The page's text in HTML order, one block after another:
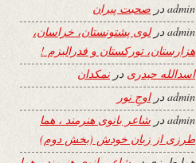
adminدر صحبت پیران
admin درلوی پشتونستان، خراسان،
هزارستان، تورکستان و فدرالیزم !
اسدالله حیدری درنمکدان
adminدراوجِ نور
adminدر شاعر بانوی هنرمند ، هما
طرزی از زبان خودش (بخش دوم)